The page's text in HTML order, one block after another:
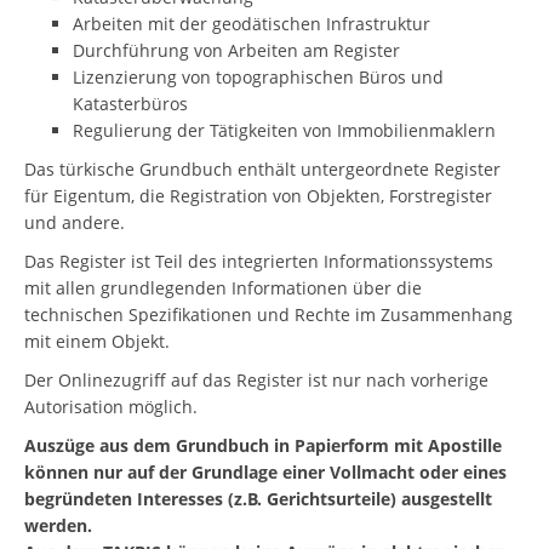
Arbeiten mit der geodätischen Infrastruktur
Durchführung von Arbeiten am Register
Lizenzierung von topographischen Büros und
Katasterbüros
Regulierung der Tätigkeiten von Immobilienmaklern
Das türkische Grundbuch enthält untergeordnete Register
für Eigentum, die Registration von Objekten, Forstregister
und andere.
Das Register ist Teil des integrierten Informationssystems
mit allen grundlegenden Informationen über die
technischen Spezifikationen und Rechte im Zusammenhang
mit einem Objekt.
Der Onlinezugriff auf das Register ist nur nach vorherige
Autorisation möglich.
Auszüge aus dem Grundbuch in Papierform mit Apostille
können nur auf der Grundlage einer Vollmacht oder eines
begründeten Interesses (z.B. Gerichtsurteile) ausgestellt
werden.